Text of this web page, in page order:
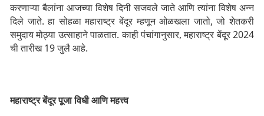
करणाऱ्या बैलांना आजच्या विशेष दिनी सजवले जाते आणि त्यांना विशेष अन्न
दिले जाते. हा सोहळा महाराष्ट्र बेंदूर म्हणून ओळखला जातो, जो शेतकरी
समुदाय मोठ्या उत्साहाने पाळतात. काही पंचांगानुसार, महाराष्ट्र बेंदूर 2024
ची तारीख 19 जुलै आहे.
महाराष्ट्र बेंदूर पूजा विधी आणि महत्त्व